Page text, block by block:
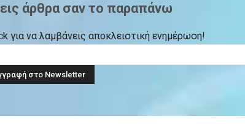
άρθρα σαν το παραπάνω
για να λαμβάνεις αποκλειστική ενημέρωση!